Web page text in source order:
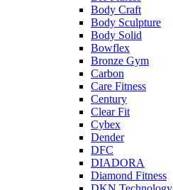
Body Craft
Body Sculpture
Body Solid
Bowflex
Bronze Gym
Carbon
Care Fitness
Century
Clear Fit
Cybex
Dender
DFC
DIADORA
Diamond Fitness